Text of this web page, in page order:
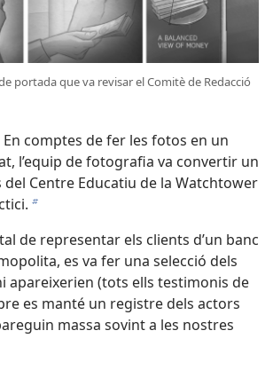
portada que va revisar el Comitè de Redacció
En comptes de fer les fotos en un
l’equip de fotografia va convertir un
del Centre Educatiu de la Watchtower
b
de representar els clients d’un banc
es va fer una selecció dels
apareixerien (tots ells testimonis de
es manté un registre dels actors
massa sovint a les nostres